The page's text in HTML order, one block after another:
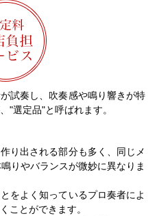
試奏し、吹奏感や鳴り響きが特
"選定品"と呼ばれます。
り出される部分も多く、同じメ
りやバランスが微妙に異なりま
をよく知っているプロ奏者によ
ことができます。